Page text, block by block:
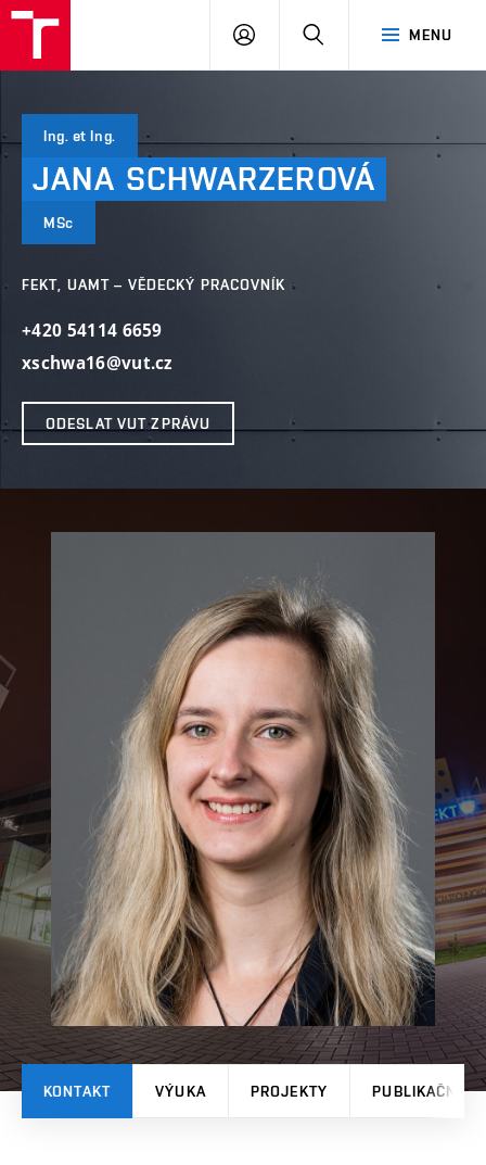
MENU
PŘIHLÁSIT
Ing. et Ing.
JANA SCHWARZEROVÁ
MSc
FEKT, UAMT – VĚDECKÝ PRACOVNÍK
+420 54114 6659
xschwa16@vut.cz
ODESLAT VUT ZPRÁVU
KONTAKT VÝUKA PROJEKTY PUBLIKAČNÍ